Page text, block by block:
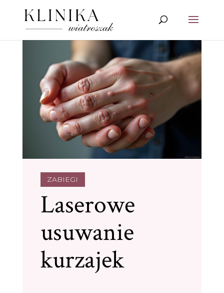
ZABIEGI
Laserowe
usuwanie
kurzajek